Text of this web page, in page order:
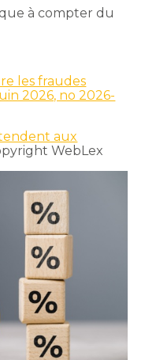
à compter du
les fraudes
2026, no 2026-
aux
WebLex